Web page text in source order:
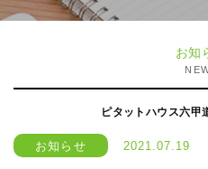
お知
ピタットハウス六甲
お知らせ 2021.07.19